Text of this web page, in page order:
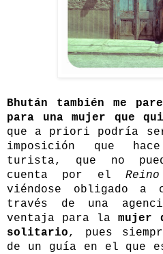
Bhután también me
para una mujer que
que a priori podría
imposición que
turista, que no
cuenta por el
viéndose obligado a
través de una
ventaja para lamujer
solitario, pues
de un guía en el que